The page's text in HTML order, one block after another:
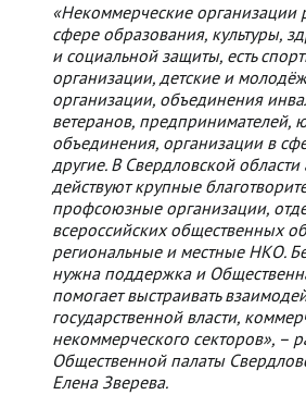
«Некоммерческие организации
сфере образования, культуры,
и социальной защиты, есть
организации, детские и
организации, объединения
ветеранов, предпринимателей,
объединения, организации в
другие. В Свердловской области
действуют крупные
профсоюзные организации,
всероссийских общественных
региональные и местные НКО.
нужна поддержка и
помогает выстраивать
государственной власти,
некоммерческого секторов», –
Общественной палаты
Елена Зверева.